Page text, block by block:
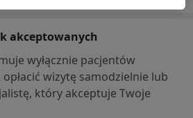
akceptowanych
wyłącznie pacjentów
wizytę samodzielnie lub
który akceptuje Twoje